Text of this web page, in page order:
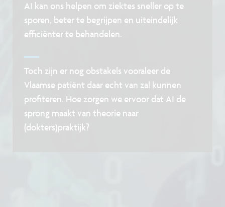
AI kan ons helpen om ziektes sneller op te
sporen, beter te begrijpen en uiteindelijk
efficiënter te behandelen.
Toch zijn er nog obstakels vooraleer de
Vlaamse patiënt daar echt van zal kunnen
profiteren. Hoe zorgen we ervoor dat AI de
sprong maakt van theorie naar
(dokters)praktijk?